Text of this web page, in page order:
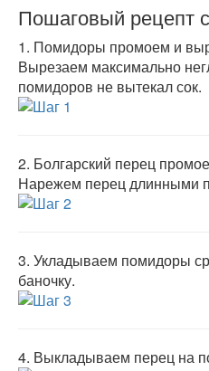
Пошаговый рецепт
1. Помидоры промоем и
Вырезаем максимально
помидоров не вытекал сок.
2. Болгарский перец
Нарежем перец длинными
3. Укладываем помидоры
баночку.
4. Выкладываем перец на